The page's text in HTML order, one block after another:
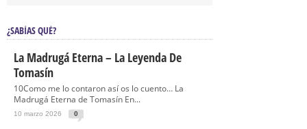
¿SABÍAS QUÉ?
La Madrugá Eterna – La Leyenda De
Tomasín
10Como me lo contaron así os lo cuento… La
Madrugá Eterna de Tomasín En...
10 marzo 2026 0